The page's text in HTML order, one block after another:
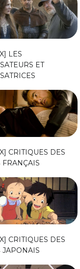
LES
ET
CRITIQUES DES
FRANÇAIS
CRITIQUES DES
JAPONAIS